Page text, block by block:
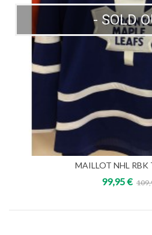
- SOLD
MAILLOT NHL RBK
99,95 €